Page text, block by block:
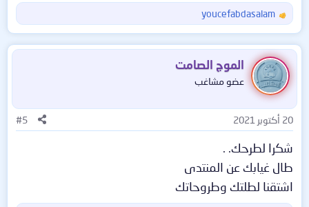
ل
ت
ف
ا
ع
ا
ت
youcefabdasalam
الموج الصامت
عضو مشاغب
20 أكتوبر 2021 #5
شكرا لطرحك. .
طال غيابك عن المنتدى
اشتقنا لطلتك وطروحاتك